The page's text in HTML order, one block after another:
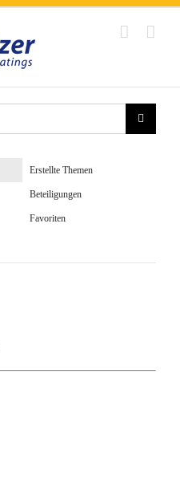
Erstellte Themen
Beteiligungen
Favoriten